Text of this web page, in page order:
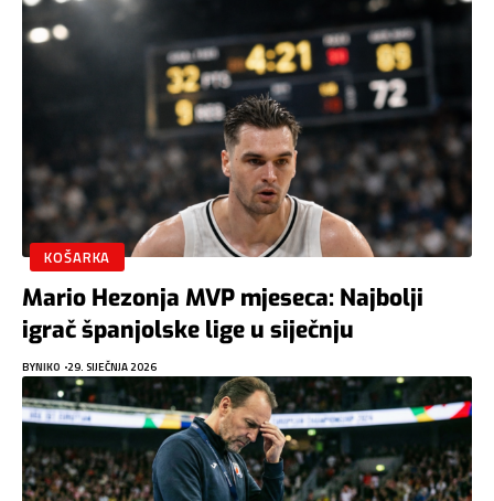
KOŠARKA
Mario Hezonja MVP mjeseca: Najbolji
igrač španjolske lige u siječnju
BYNIKO 29. SIJEČNJA 2026